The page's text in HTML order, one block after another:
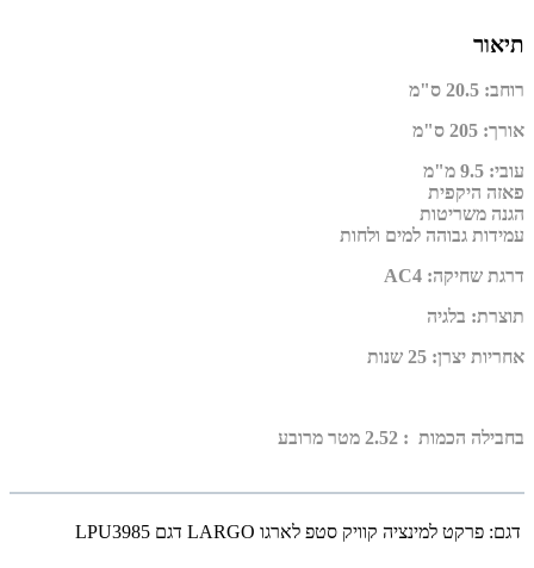
תיאור
רוחב: 20.5 ס"מ
אורך: 205 ס"מ
עובי: 9.5 מ"מ
פאזה היקפית
הגנה משריטות
עמידות גבוהה למים ולחות
דרגת שחיקה:
AC4
תוצרת: בלגיה
אחריות יצרן: 25 שנות
בחבילה הכמות : 2.52 מטר מרובע
דגם: פרקט למינציה קוויק סטפ לארגו LARGO דגם LPU3985